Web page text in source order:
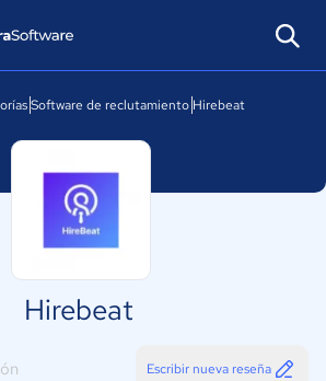
Software de reclutamiento Hirebeat
Hirebeat
Escribir nueva reseña